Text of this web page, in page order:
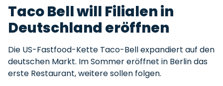
Taco Bell will Filialen in
Deutschland eröffnen
Die US-Fastfood-Kette Taco-Bell expandiert auf den
deutschen Markt. Im Sommer eröffnet in Berlin das
erste Restaurant, weitere sollen folgen.